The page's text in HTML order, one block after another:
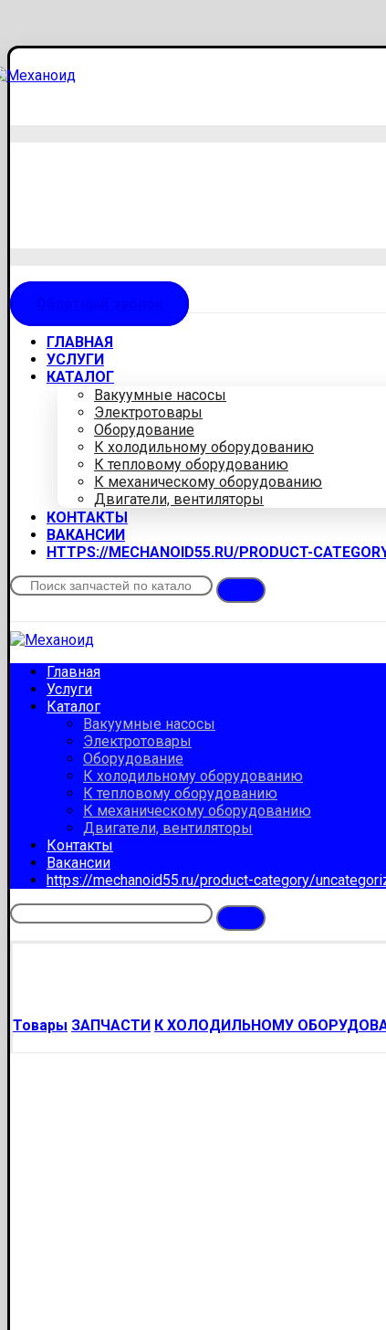
ГЛАВНАЯ
УСЛУГИ
КАТАЛОГ
Вакуумные насосы
Электротовары
Оборудование
К холодильному оборудованию
К тепловому оборудованию
К механическому оборудованию
Двигатели, вентиляторы
КОНТАКТЫ
ВАКАНСИИ
HTTPS://MECHANOID55.RU/PRODUCT-
Главная
Услуги
Каталог
Вакуумные насосы
Электротовары
Оборудование
К холодильному оборудованию
К тепловому оборудованию
К механическому оборудованию
Двигатели, вентиляторы
Контакты
Вакансии
https://mechanoid55.ru/product-category/
Товары ЗАПЧАСТИ К ХОЛОДИЛЬНОМУ